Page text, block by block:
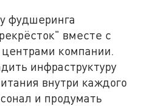
фудшеринга
вместе с
компании.
инфраструктуру
внутри каждого
и продумать